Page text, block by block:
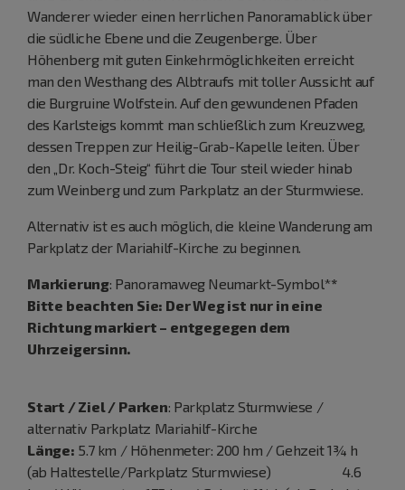
Wanderer wieder einen herrlichen Panoramablick über
die südliche Ebene und die Zeugenberge. Über
Höhenberg mit guten Einkehrmöglichkeiten erreicht
man den Westhang des Albtraufs mit toller Aussicht auf
die Burgruine Wolfstein. Auf den gewundenen Pfaden
des Karlsteigs kommt man schließlich zum Kreuzweg,
dessen Treppen zur Heilig-Grab-Kapelle leiten. Über
den „Dr. Koch-Steig“ führt die Tour steil wieder hinab
zum Weinberg und zum Parkplatz an der Sturmwiese.
Alternativ ist es auch möglich, die kleine Wanderung am
Parkplatz der Mariahilf-Kirche zu beginnen.
Markierung: Panoramaweg Neumarkt-Symbol**
Bitte beachten Sie: Der Weg ist nur in eine
Richtung markiert – entgegegen dem
Uhrzeigersinn.
Start / Ziel / Parken: Parkplatz Sturmwiese /
alternativ Parkplatz Mariahilf-Kirche
Länge: 5.7 km / Höhenmeter: 200 hm / Gehzeit 1¾ h
(ab Haltestelle/Parkplatz Sturmwiese) 4.6